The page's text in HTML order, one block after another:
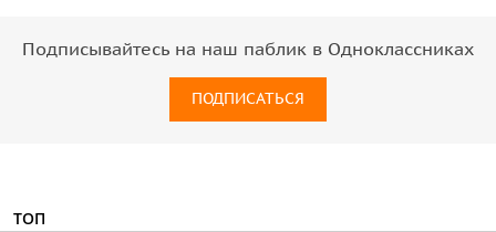
Подписывайтесь на наш паблик в Одноклассниках
ПОДПИСАТЬСЯ
ТОП